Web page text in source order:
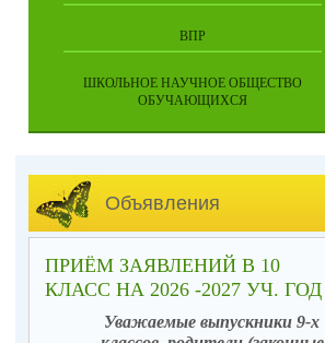
ВПР
ШКОЛЬНОЕ НАУЧНОЕ ОБЩЕСТВО
ОБУЧАЮЩИХСЯ
Объявления
ПРИЁМ ЗАЯВЛЕНИЙ В 10
КЛАСС НА 2026 -2027 УЧ. ГОД
Уважаемые выпускники 9-х